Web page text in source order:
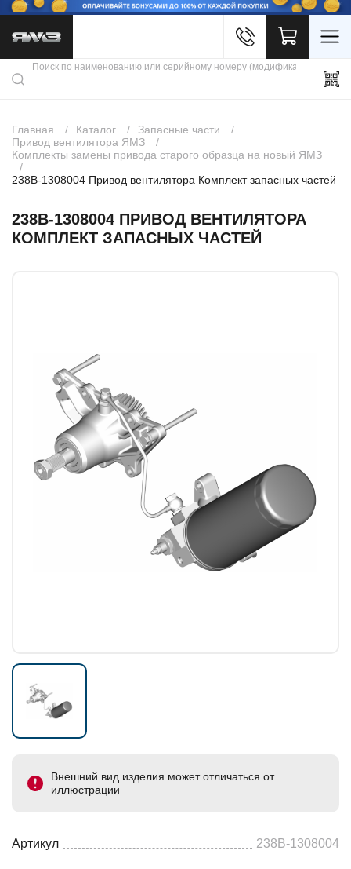
Каталог продукции
Скидки
Контакты
Главная Каталог
Запасные части
Привод вентилятора ЯМЗ
Комплекты замены привода старого образца на новый ЯМЗ
238В-1308004 Привод вентилятора Комплект запасных частей
238В-1308004 ПРИВОД ВЕНТИЛЯТОРА
КОМПЛЕКТ ЗАПАСНЫХ ЧАСТЕЙ
Внешний вид изделия может отличаться от
иллюстрации
Артикул 238В-1308004